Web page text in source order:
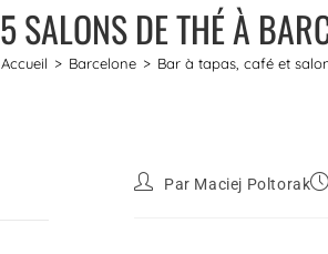
5 SALONS DE THÉ À
Accueil > Barcelone > Bar à tapas, café et
Par Maciej Poltorak